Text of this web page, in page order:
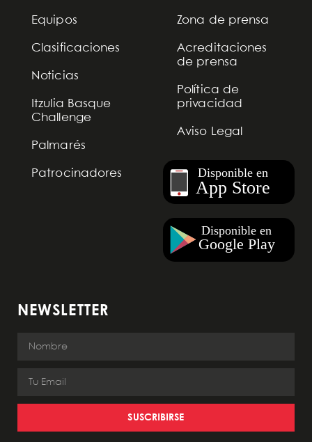
Equipos
Clasificaciones
Noticias
Itzulia Basque
Challenge
Palmarés
Patrocinadores
Zona de prensa
Acreditaciones
de prensa
Política de
privacidad
Aviso Legal
NEWSLETTER
SUSCRIBIRSE